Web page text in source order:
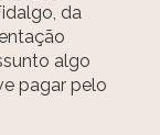
da
algo
pagar pelo